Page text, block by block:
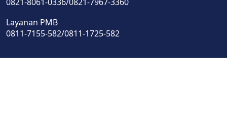
Layanan PMB
0811-7155-582/0811-1725-582